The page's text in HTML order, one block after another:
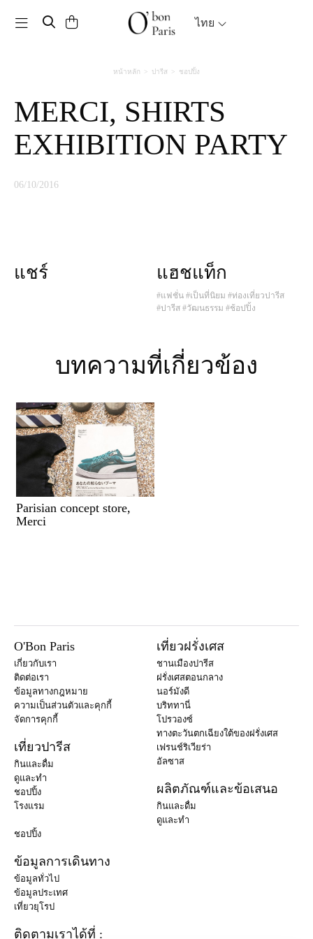
Toggle navigation ไทย
หน้าหลัก ปารีส ชอปปิ้ง
MERCI, SHIRTS
EXHIBITION PARTY
06/10/2016
แชร์ แฮชแท็ก
#แฟชั่น #เป็นที่นิยม #ท่องเที่ยวปารีส
#ปารีส #วัฒนธรรม #ช้อปปิ้ง
บทความที่เกี่ยวข้อง
Parisian concept store,
Merci
O'Bon Paris
เกี่ยวกับเรา
ติดต่อเรา
ข้อมูลทางกฎหมาย
ความเป็นส่วนตัวและคุกกี้
จัดการคุกกี้
เที่ยวปารีส
กินและดื่ม
ดูและทำ
ชอปปิ้ง
โรงแรม
เที่ยวฝรั่งเศส
ชานเมืองปารีส
ฝรั่งเศสตอนกลาง
นอร์มังดี
บริททานี่
โปรวองซ์
ทางตะวันตกเฉียงใต้ของฝรั่งเศส
เฟรนช์ริเวียร่า
อัลซาส
ผลิตภัณฑ์และข้อเสนอ
กินและดื่ม
ดูและทำ
ชอปปิ้ง
ข้อมูลการเดินทาง
ข้อมูลทั่วไป
ข้อมูลประเทศ
เที่ยวยุโรป
ติดตามเราได้ที่ :